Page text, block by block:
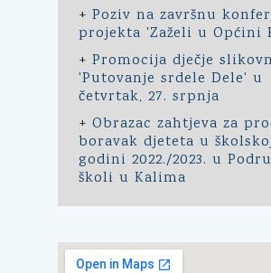
+ Poziv na završnu
projekta 'Zaželi u Općini
+ Promocija dječje
'Putovanje srdele Dele' u
četvrtak, 27. srpnja
+ Obrazac zahtjeva za
boravak djeteta u
godini 2022./2023. u
školi u Kalima